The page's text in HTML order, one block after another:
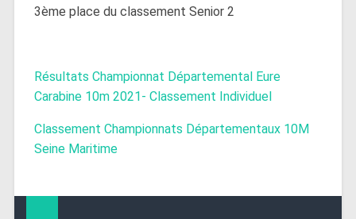
3ème place du classement Senior 2
Résultats Championnat Départemental Eure
Carabine 10m 2021- Classement Individuel
Classement Championnats Départementaux 10M
Seine Maritime